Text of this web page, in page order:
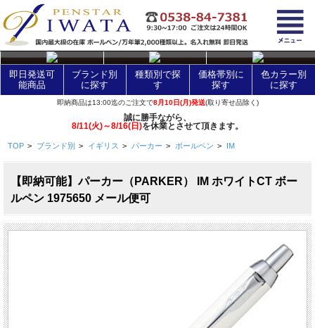
layer Control
即日発送可
能商品
ブランド別
に探す
種類別で探
す
価格帯別に
探す
色カラー別
に探す
即納商品は13:00迄のご注文で8月10日(月)発送(取り寄せ品除く)
誠に勝手ながら、
8/11(火)～8/16(日)を休業とさせて頂きます。
TOP > ブランド別 > イギリス > パーカー > ボールペン > IM
【即納可能】パーカー（PARKER） IM ホワイトCT ボー
ルペン 1975650 メール便可